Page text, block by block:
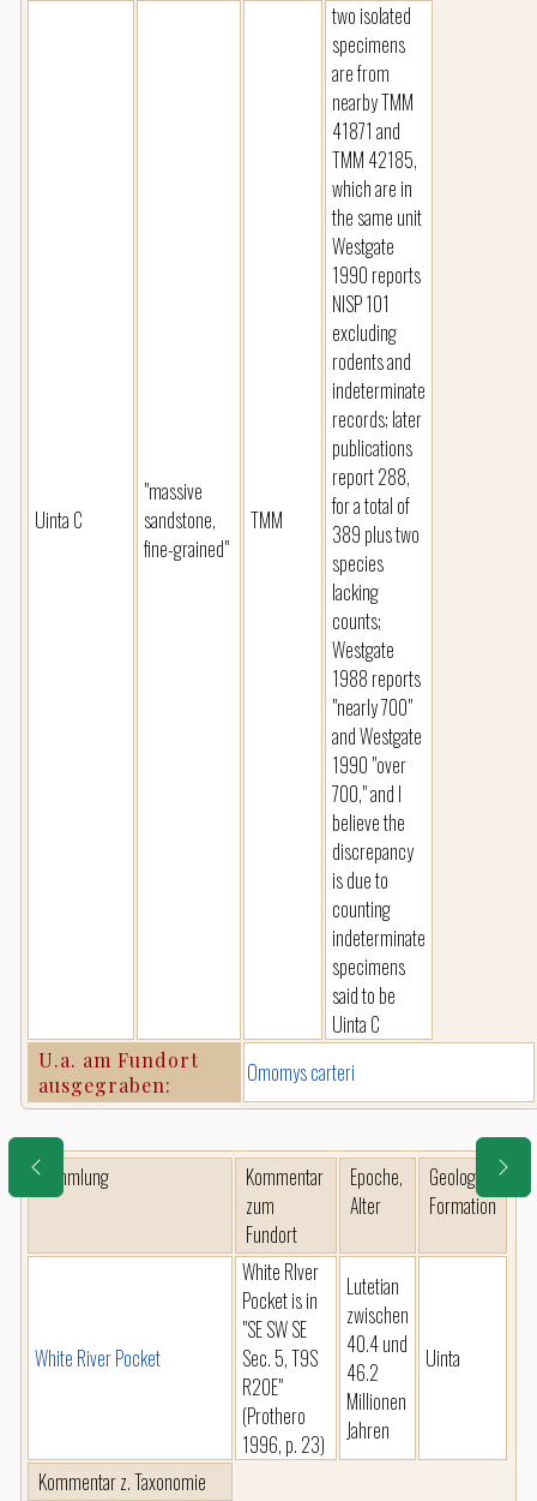
Uinta C
"massive
sandstone,
fine-grained"
TMM
two isolated
specimens
are from
nearby TMM
41871 and
TMM 42185,
which are in
the same unit
Westgate
1990 reports
NISP 101
excluding
rodents and
indeterminate
records; later
publications
report 288,
for a total of
389 plus two
species
lacking
counts;
Westgate
1988 reports
"nearly 700"
and Westgate
1990 "over
700," and I
believe the
discrepancy
is due to
counting
indeterminate
specimens
said to be
Uinta C
U.a. am Fundort
ausgegraben:
Omomys carteri
Sammlung
Kommentar
zum
Fundort
Epoche,
Alter
Geologie,
Formation
White River Pocket
White RIver
Pocket is in
"SE SW SE
Sec. 5, T9S
R20E"
(Prothero
1996, p. 23)
Lutetian
zwischen
40.4 und
46.2
Millionen
Jahren
Uinta
Kommentar z. Taxonomie